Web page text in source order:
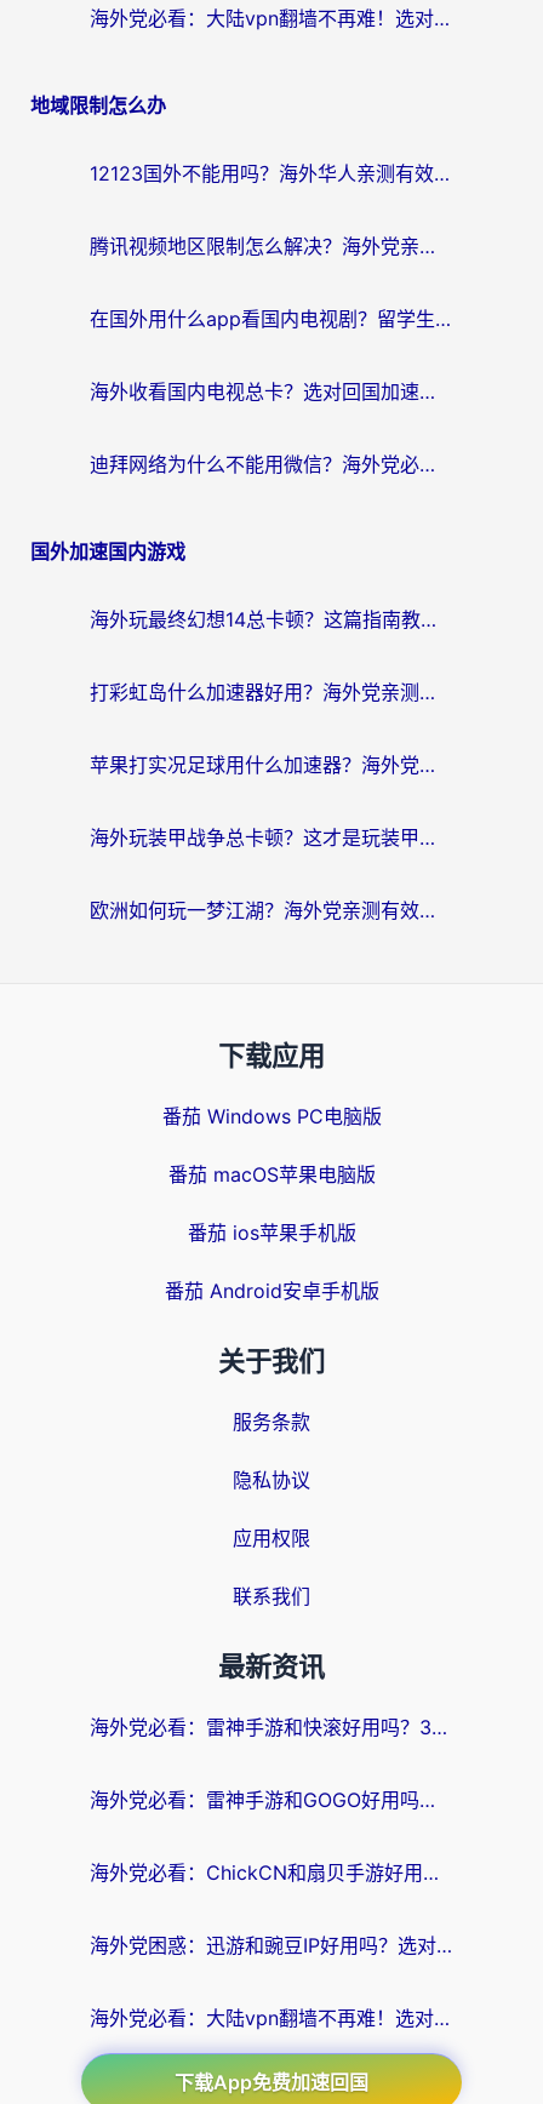
海外党必看：大陆vpn翻墙不再难！选对加速器，无缝刷国内资源
地域限制怎么办
12123国外不能用吗？海外华人亲测有效的回国加速方案来了
腾讯视频地区限制怎么解决？海外党亲测有效的回国加速器选择指南
在国外用什么app看国内电视剧？留学生亲测有效的回国加速方案
海外收看国内电视总卡？选对回国加速器，让你流畅追《狂飙》《长相思》
迪拜网络为什么不能用微信？海外党必看的回国加速解决方案
国外加速国内游戏
海外玩最终幻想14总卡顿？这篇指南教你选对加速器（附非洲美国玩家实测）
打彩虹岛什么加速器好用？海外党亲测的国服游戏加速终极指南
苹果打实况足球用什么加速器？海外党亲测有效的国服游戏加速指南
海外玩装甲战争总卡顿？这才是玩装甲战争最好的加速器（附马来西亚玩重装上阵攻略）
欧洲如何玩一梦江湖？海外党亲测有效的国服游戏加速指南
下载应用
番茄 Windows PC电脑版
番茄 macOS苹果电脑版
番茄 ios苹果手机版
番茄 Android安卓手机版
关于我们
服务条款
隐私协议
应用权限
联系我们
最新资讯
海外党必看：雷神手游和快滚好用吗？3步选对回国加速器无缝刷国内资源
海外党必看：雷神手游和GOGO好用吗？3步选对回国加速器，无缝刷剧玩原神
海外党必看：ChickCN和扇贝手游好用吗？3步选对回国加速器无缝刷国内资源
海外党困惑：迅游和豌豆IP好用吗？选对回国加速器，刷剧游戏再也不卡
海外党必看：大陆vpn翻墙不再难！选对加速器，无缝刷国内资源
下载App免费加速回国